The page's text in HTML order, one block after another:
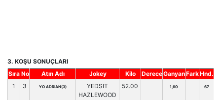
3. KOŞU SONUÇLARI
Sıra No Atın Adı Jokey Kilo DereceGanyanFarkHnd.
1
3 YO ADRIAN(3)
YEDSIT
HAZLEWOOD
52.00 1,60 67